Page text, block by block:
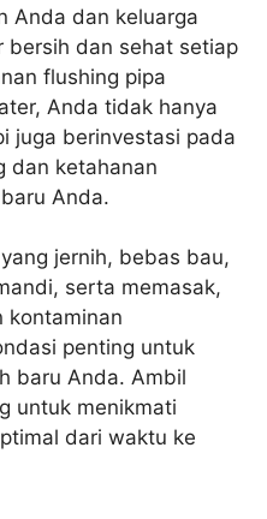
Anda dan keluarga
bersih dan sehat setiap
flushing pipa
Anda tidak hanya
juga berinvestasi pada
dan ketahanan
Anda.
jernih, bebas bau,
serta memasak,
kontaminan
penting untuk
baru Anda. Ambil
untuk menikmati
dari waktu ke